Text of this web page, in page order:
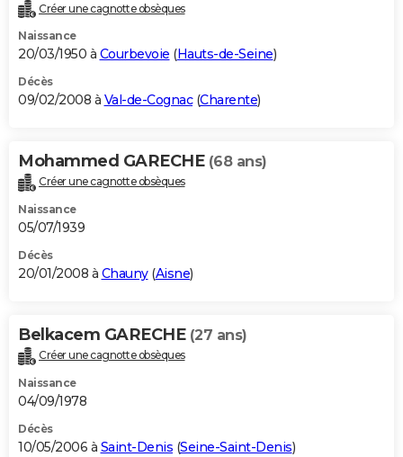
Créer une cagnotte obsèques
Naissance
20/03/1950 à Courbevoie (Hauts-de-Seine)
Décès
09/02/2008 à Val-de-Cognac(Charente)
Mohammed GARECHE (68 ans)
Créer une cagnotte obsèques
Naissance
05/07/1939
Décès
20/01/2008 à Chauny(Aisne)
Belkacem GARECHE (27 ans)
Créer une cagnotte obsèques
Naissance
04/09/1978
Décès
10/05/2006 à Saint-Denis (Seine-Saint-Denis)